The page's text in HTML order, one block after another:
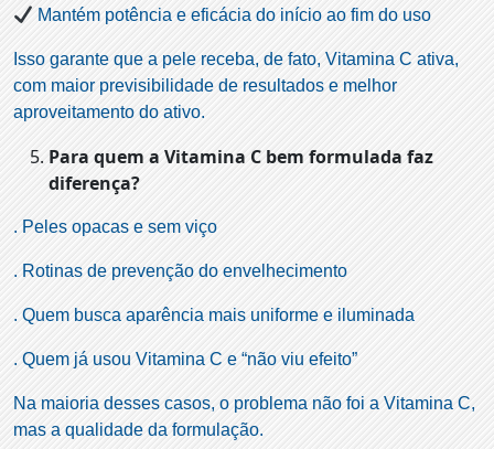
Mantém potência e eficácia do início ao fim do uso
Isso garante que a pele receba, de fato, Vitamina C ativa,
com maior previsibilidade de resultados e melhor
aproveitamento do ativo.
Para quem a Vitamina C bem formulada faz
diferença?
. Peles opacas e sem viço
. Rotinas de prevenção do envelhecimento
. Quem busca aparência mais uniforme e iluminada
. Quem já usou Vitamina C e “não viu efeito”
Na maioria desses casos, o problema não foi a Vitamina C,
mas a qualidade da formulação.